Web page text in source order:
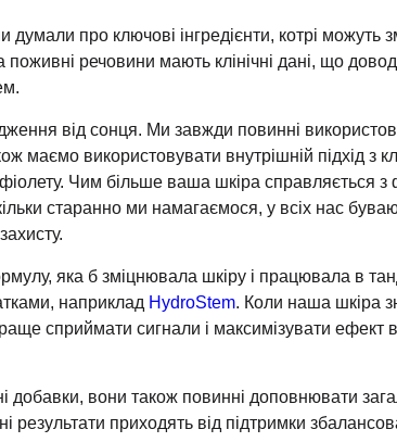
про ключові інгредієнти, котрі можуть
поживні речовини мають клінічні дані, що
від сонця. Ми завжди повинні
маємо використовувати внутрішній підхід з
Чим більше ваша шкіра справляється з
старанно ми намагаємося, у всіх нас
яка б зміцнювала шкіру і працювала в
наприклад HydroStem. Коли наша шкіра
сприймати сигнали і максимізувати ефект
добавки, вони також повинні доповнювати
приходять від підтримки